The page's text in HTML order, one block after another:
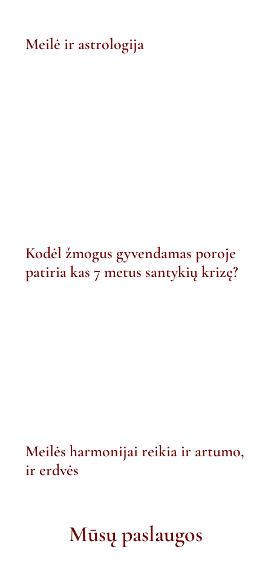
Meilė ir astrologija
Kodėl žmogus gyvendamas poroje
patiria kas 7 metus santykių krizę?
Meilės harmonijai reikia ir artumo,
ir erdvės
Mūsų paslaugos